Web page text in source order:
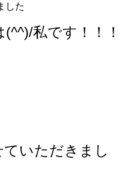
した
私です！！！
いただきまし